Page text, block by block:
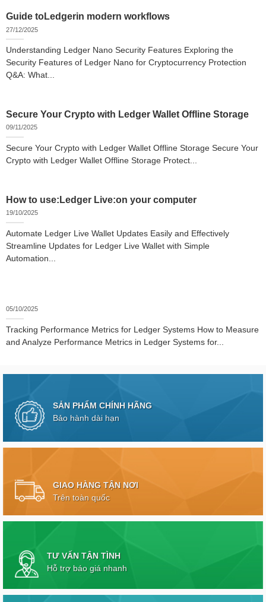
Guide toLedgerin modern workflows
27/12/2025
Understanding Ledger Nano Security Features Exploring the
Security Features of Ledger Nano for Cryptocurrency Protection
Q&A: What...
Secure Your Crypto with Ledger Wallet Offline Storage
09/11/2025
Secure Your Crypto with Ledger Wallet Offline Storage Secure Your
Crypto with Ledger Wallet Offline Storage Protect...
How to use:Ledger Live:on your computer
19/10/2025
Automate Ledger Live Wallet Updates Easily and Effectively
Streamline Updates for Ledger Live Wallet with Simple
Automation...
05/10/2025
Tracking Performance Metrics for Ledger Systems How to Measure
and Analyze Performance Metrics in Ledger Systems for...
SẢN PHẨM CHÍNH HÃNG
Bảo hành dài hạn
GIAO HÀNG TẬN NƠI
Trên toàn quốc
TƯ VẤN TẬN TÌNH
Hỗ trợ báo giá nhanh